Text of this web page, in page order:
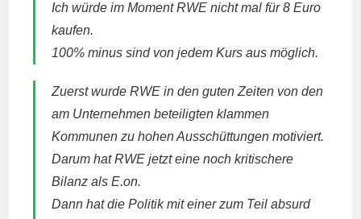
Ich würde im MomentRWE nicht mal für 8 Euro
kaufen.
100% minus sind von jedem Kurs aus möglich.
Zuerst wurdeRWE in den guten Zeiten von den
am Unternehmen beteiligten klammen
Kommunen zu hohen Ausschüttungen motiviert.
Darum hatRWE jetzt eine noch kritischere
Bilanz als E.on.
Dann hat die Politik mit einer zum Teil absurd